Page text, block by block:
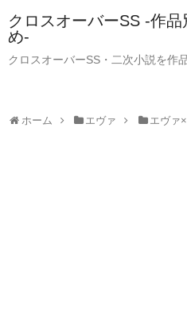
クロスオーバーSS -作品
め-
クロスオーバーSS・二次小説を作
ホーム エヴァ エヴァ